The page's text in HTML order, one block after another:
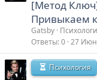
[Метод
Привыкаем
Gatsby
Ответы 0 27
Психология